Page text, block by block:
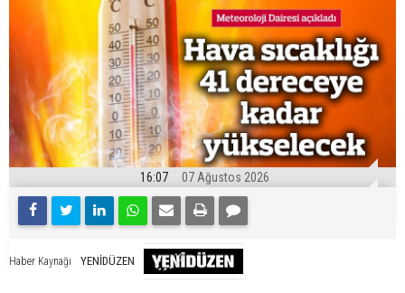
16:07 07 Ağustos 2026
Haber Kaynağı YENİDÜZEN